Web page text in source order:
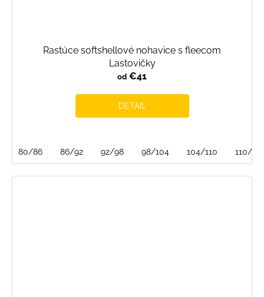
Rastúce softshellové nohavice s fleecom
Lastovičky
od €41
DETAIL
80/86 86/92 92/98 98/104 104/110 110/116